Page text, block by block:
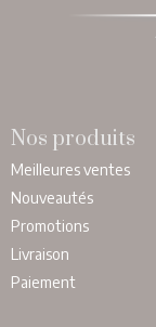
Nos produits
Meilleures ventes
Nouveautés
Promotions
Livraison
Paiement